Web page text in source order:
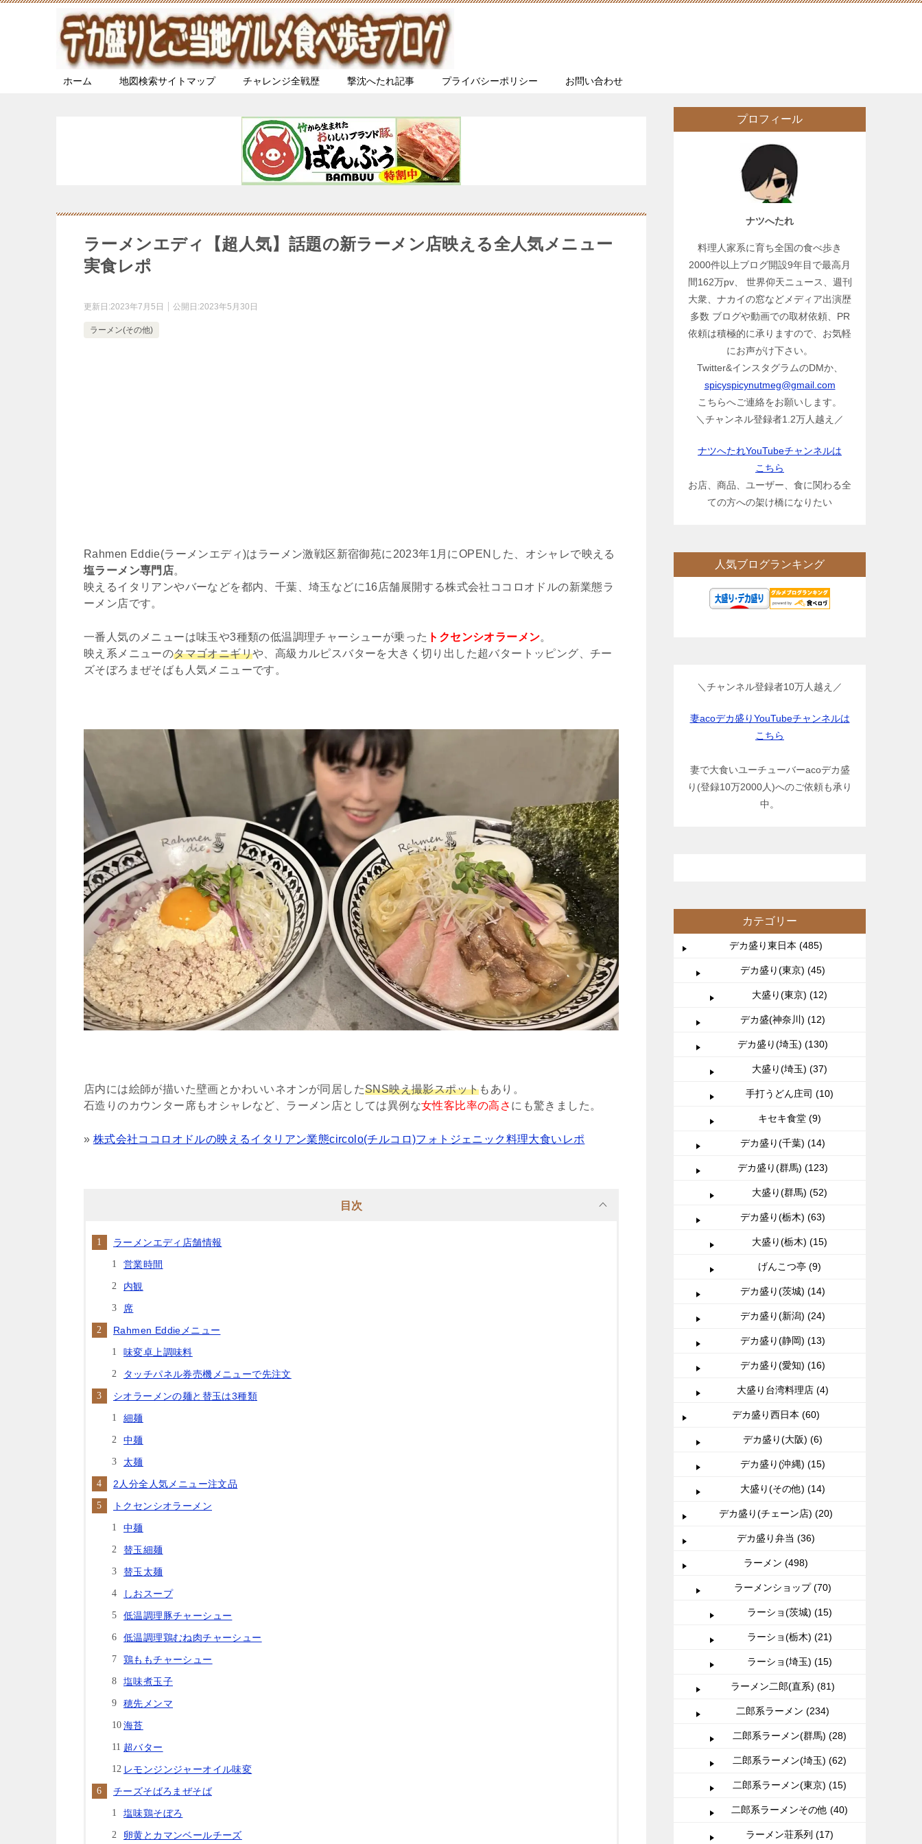
ホーム 地図検索サイトマップ チャレンジ全戦歴 撃沈へたれ記事 プライバシーポリシー お問い合わせ
ラーメンエディ【超人気】話題の新ラーメン店映える全人気メニュー
実食レポ
更新日:2023年7月5日 公開日:2023年5月30日
ラーメン(その他)
Rahmen Eddie(ラーメンエディ)はラーメン激戦区新宿御苑に2023年1月にOPENした、オシャレで映える
塩ラーメン専門店。
映えるイタリアンやバーなどを都内、千葉、埼玉などに16店舗展開する株式会社ココロオドルの新業態ラ
ーメン店です。
一番人気のメニューは味玉や3種類の低温調理チャーシューが乗った トクセンシオラーメン。
映え系メニューのタマゴオニギリや、高級カルピスバターを大きく切り出した超バタートッピング、チー
ズそぼろまぜそばも人気メニューです。
店内には絵師が描いた壁画とかわいいネオンが同居したSNS映え撮影スポットもあり。
石造りのカウンター席もオシャレなど、ラーメン店としては異例な女性客比率の高さ にも驚きました。
» 株式会社ココロオドルの映えるイタリアン業態circolo(チルコロ)フォトジェニック料理大食いレポ
目次
ラーメンエディ店舗情報
営業時間
内観
席
Rahmen Eddieメニュー
味変卓上調味料
タッチパネル券売機メニューで先注文
シオラーメンの麺と替玉は3種類
細麺
中麺
太麺
2人分全人気メニュー注文品
トクセンシオラーメン
中麺
替玉細麺
替玉太麺
しおスープ
低温調理豚チャーシュー
低温調理鶏むね肉チャーシュー
鶏ももチャーシュー
塩味煮玉子
穂先メンマ
海苔
超バター
レモンジンジャーオイル味変
チーズそばろまぜそば
塩味鶏そぼろ
卵黄とカマンベールチーズ
プロフィール
ナツへたれ
料理人家系に育ち全国の食べ歩き
2000件以上ブログ開設9年目で最高月
間162万pv、 世界仰天ニュース、週刊
大衆、ナカイの窓などメディア出演歴
多数 ブログや動画での取材依頼、PR
依頼は積極的に承りますので、お気軽
にお声がけ下さい。
Twitter&インスタグラムのDMか、
spicyspicynutmeg@gmail.com
こちらへご連絡をお願いします。
＼チャンネル登録者1.2万人越え／
ナツへたれYouTubeチャンネルは
こちら
お店、商品、ユーザー、食に関わる全
ての方への架け橋になりたい
人気ブログランキング
＼チャンネル登録者10万人越え／
妻acoデカ盛りYouTubeチャンネルは
こちら
妻で大食いユーチューバーacoデカ盛
り(登録10万2000人)へのご依頼も承り
中。
カテゴリー
デカ盛り東日本 (485)
デカ盛り(東京) (45)
大盛り(東京) (12)
デカ盛(神奈川) (12)
デカ盛り(埼玉) (130)
大盛り(埼玉) (37)
手打うどん庄司 (10)
キセキ食堂 (9)
デカ盛り(千葉) (14)
デカ盛り(群馬) (123)
大盛り(群馬) (52)
デカ盛り(栃木) (63)
大盛り(栃木) (15)
げんこつ亭 (9)
デカ盛り(茨城) (14)
デカ盛り(新潟) (24)
デカ盛り(静岡) (13)
デカ盛り(愛知) (16)
大盛り台湾料理店 (4)
デカ盛り西日本 (60)
デカ盛り(大阪) (6)
デカ盛り(沖縄) (15)
大盛り(その他) (14)
デカ盛り(チェーン店) (20)
デカ盛り弁当 (36)
ラーメン (498)
ラーメンショップ (70)
ラーショ(茨城) (15)
ラーショ(栃木) (21)
ラーショ(埼玉) (15)
ラーメン二郎(直系) (81)
二郎系ラーメン (234)
二郎系ラーメン(群馬) (28)
二郎系ラーメン(埼玉) (62)
二郎系ラーメン(東京) (15)
二郎系ラーメンその他 (40)
ラーメン荘系列 (17)